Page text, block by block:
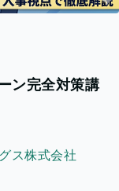
ン完全対策講
ス株式会社